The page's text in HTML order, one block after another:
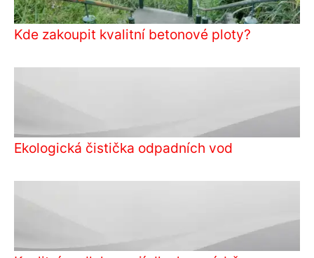
Kde zakoupit kvalitní betonové ploty?
Ekologická čistička odpadních vod